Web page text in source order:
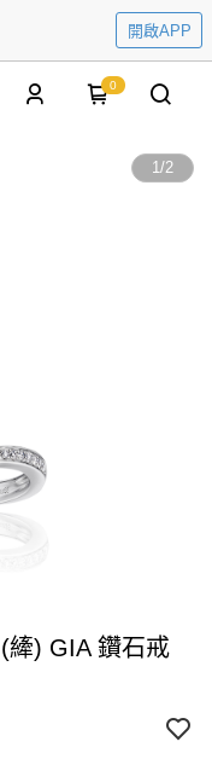
開啟APP
0
1/2
縴) GIA 鑽石戒